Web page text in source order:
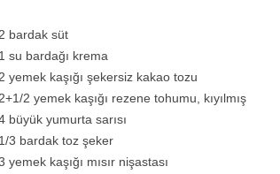
2 bardak süt
1 su bardağı krema
2 yemek kaşığı şekersiz kakao tozu
2+1/2 yemek kaşığı rezene tohumu, kıyılmış
büyük yumurta sarısı
1/3 bardak toz şeker
yemek kaşığı mısır nişastası